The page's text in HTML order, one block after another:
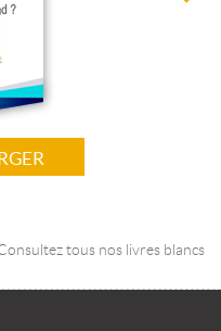
tous nos livres blancs